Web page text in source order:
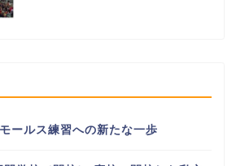
ールス練習への新たな一歩